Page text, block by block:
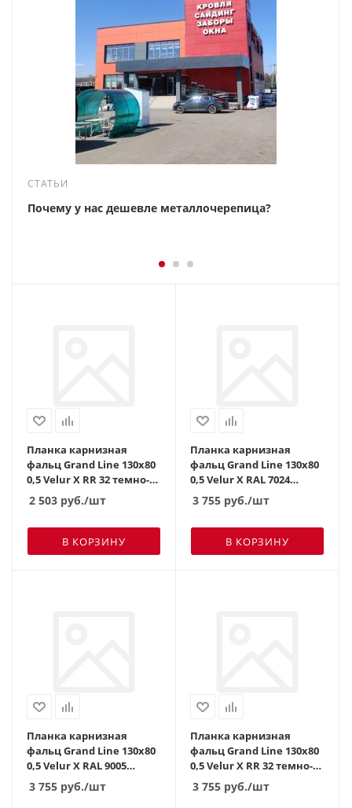
СТАТЬИ
Почему у нас дешевле металлочерепица?
Планка карнизная
фальц Grand Line 130х80
0,5 Velur X RR 32 темно-
коричневый (2м)
2 503 руб./шт
В КОРЗИНУ
Планка карнизная
фальц Grand Line 130х80
0,5 Velur X RAL 7024
мокрый асфальт (3м)
3 755 руб./шт
В КОРЗИНУ
Планка карнизная
фальц Grand Line 130х80
0,5 Velur X RAL 9005
черная (3м)
3 755 руб./шт
Планка карнизная
фальц Grand Line 130х80
0,5 Velur X RR 32 темно-
коричневый (3м)
3 755 руб./шт